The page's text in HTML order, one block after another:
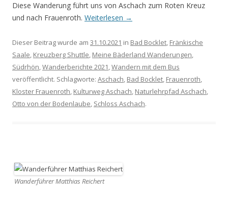
Diese Wanderung führt uns von Aschach zum Roten Kreuz
und nach Frauenroth. Weiterlesen →
Dieser Beitrag wurde am 31.10.2021 in Bad Bocklet, Fränkische
Saale, Kreuzberg Shuttle, Meine Bäderland Wanderungen,
Südrhön,Wanderberichte 2021,Wandern mit dem Bus
veröffentlicht. Schlagworte: Aschach, Bad Bocklet, Frauenroth,
Kloster Frauenroth, Kulturweg Aschach, Naturlehrpfad Aschach,
Otto von der Bodenlaube, Schloss Aschach.
Wanderführer Matthias Reichert